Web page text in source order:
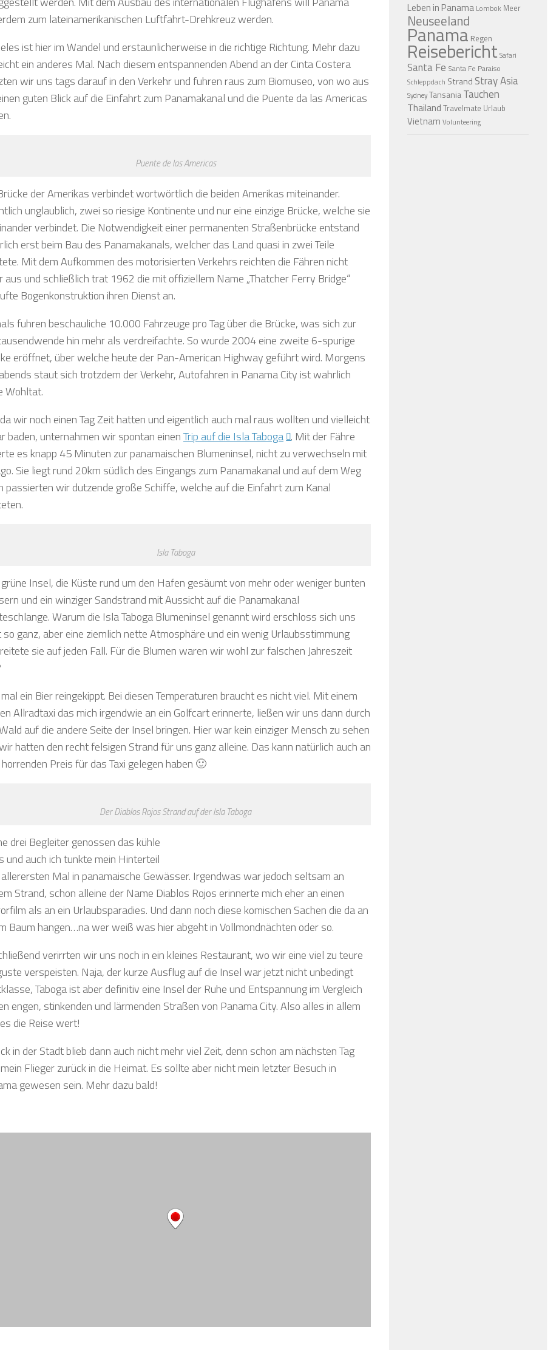
zum lateinamerikanischen Luftfahrt-Drehkreuz werden.
ist hier im Wandel und erstaunlicherweise in die richtige Richtung. Mehr dazu
ein anderes Mal. Nach diesem entspannenden Abend an der Cinta Costera
wir uns tags darauf in den Verkehr und fuhren raus zum Biomuseo, von wo aus
guten Blick auf die Einfahrt zum Panamakanal und die Puente da las Americas
Puente de las Americas
der Amerikas verbindet wortwörtlich die beiden Amerikas miteinander.
unglaublich, zwei so riesige Kontinente und nur eine einzige Brücke, welche sie
verbindet. Die Notwendigkeit einer permanenten Straßenbrücke entstand
erst beim Bau des Panamakanals, welcher das Land quasi in zwei Teile
Mit dem Aufkommen des motorisierten Verkehrs reichten die Fähren nicht
aus und schließlich trat 1962 die mit offiziellem Name „Thatcher Ferry Bridge“
Bogenkonstruktion ihren Dienst an.
fuhren beschauliche 10.000 Fahrzeuge pro Tag über die Brücke, was sich zur
hin mehr als verdreifachte. So wurde 2004 eine zweite 6-spurige
eröffnet, über welche heute der Pan-American Highway geführt wird. Morgens
staut sich trotzdem der Verkehr, Autofahren in Panama City ist wahrlich
Wohltat.
wir noch einen Tag Zeit hatten und eigentlich auch mal raus wollten und vielleicht
baden, unternahmen wir spontan einenTrip auf die Isla Taboga . Mit der Fähre
es knapp 45 Minuten zur panamaischen Blumeninsel, nicht zu verwechseln mit
Sie liegt rund 20km südlich des Eingangs zum Panamakanal und auf dem Weg
passierten wir dutzende große Schiffe, welche auf die Einfahrt zum Kanal
Isla Taboga
grüne Insel, die Küste rund um den Hafen gesäumt von mehr oder weniger bunten
und ein winziger Sandstrand mit Aussicht auf die Panamakanal
Warum die Isla Taboga Blumeninsel genannt wird erschloss sich uns
so ganz, aber eine ziemlich nette Atmosphäre und ein wenig Urlaubsstimmung
sie auf jeden Fall. Für die Blumen waren wir wohl zur falschen Jahreszeit
ein Bier reingekippt. Bei diesen Temperaturen braucht es nicht viel. Mit einem
Allradtaxi das mich irgendwie an ein Golfcart erinnerte, ließen wir uns dann durch
auf die andere Seite der Insel bringen. Hier war kein einziger Mensch zu sehen
hatten den recht felsigen Strand für uns ganz alleine. Das kann natürlich auch an
Preis für das Taxi gelegen haben 🙂
Der Diablos Rojos Strand auf der Isla Taboga
drei Begleiter genossen das kühle
und auch ich tunkte mein Hinterteil
Mal in panamaische Gewässer. Irgendwas war jedoch seltsam an
Strand, schon alleine der Name Diablos Rojos erinnerte mich eher an einen
als an ein Urlaubsparadies. Und dann noch diese komischen Sachen die da an
Baum hangen…na wer weiß was hier abgeht in Vollmondnächten oder so.
verirrten wir uns noch in ein kleines Restaurant, wo wir eine viel zu teure
verspeisten. Naja, der kurze Ausflug auf die Insel war jetzt nicht unbedingt
Taboga ist aber definitiv eine Insel der Ruhe und Entspannung im Vergleich
engen, stinkenden und lärmenden Straßen von Panama City. Also alles in allem
die Reise wert!
in der Stadt blieb dann auch nicht mehr viel Zeit, denn schon am nächsten Tag
Flieger zurück in die Heimat. Es sollte aber nicht mein letzter Besuch in
gewesen sein. Mehr dazu bald!
Leben in Panama Lombok Meer
Neuseeland
Panama Regen
Reisebericht Safari
Santa Fe Santa Fe Paraiso
Schleppdach Strand Stray Asia
SydneyTansaniaTauchen
Thailand Travelmate Urlaub
Vietnam Volunteering